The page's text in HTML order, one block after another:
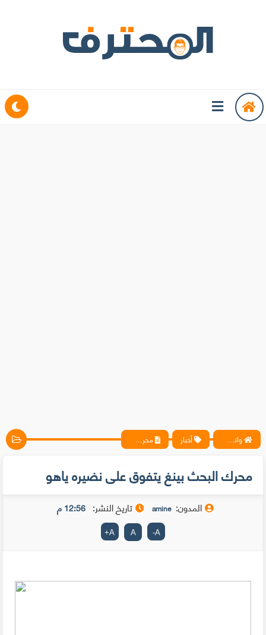
واتس آب ، فيسبوك ، أنترنت ، شروحات تقنية حصرية - المحترف أخبار محرك البحث بينغ يتفوق على نضيره ياهو
محرك البحث بينغ يتفوق على نضيره ياهو
المدون: amine تاريخ النشر: 12:56 م
A
-
A
A
+